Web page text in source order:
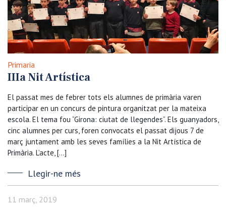
Primaria
IIIa Nit Artística
El passat mes de febrer tots els alumnes de primària varen
participar en un concurs de pintura organitzat per la mateixa
escola. El tema fou “Girona: ciutat de llegendes”. Els guanyadors,
cinc alumnes per curs, foren convocats el passat dijous 7 de
març juntament amb les seves famílies a la Nit Artística de
Primària. L’acte, […]
Llegir-ne més
11 març, 2019